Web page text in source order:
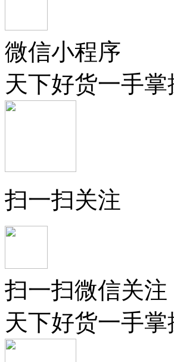
微信小程序
天下好货一手掌
扫一扫关注
扫一扫微信关注
天下好货一手掌